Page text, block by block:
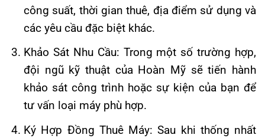
công suất, thời gian thuê, địa điểm sử dụng và
các yêu cầu đặc biệt khác.
Khảo Sát Nhu Cầu: Trong một số trường hợp,
đội ngũ kỹ thuật của Hoàn Mỹ sẽ tiến hành
khảo sát công trình hoặc sự kiện của bạn để
tư vấn loại máy phù hợp.
Ký Hợp Đồng Thuê Máy: Sau khi thống nhất